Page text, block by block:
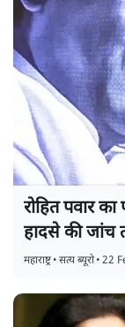
रोहित पवार
हादसे की जांच
महाराष्ट्र•सत्य ब्यूरो•22